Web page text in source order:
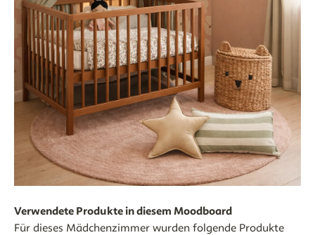
Verwendete Produkte in diesem Moodboard
Für dieses Mädchenzimmer wurden folgende Produkte